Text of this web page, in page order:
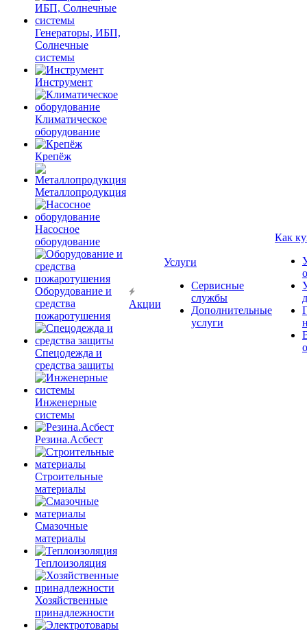
Генераторы, ИБП,
Солнечные
системы
Инструмент
Климатическое
оборудование
Крепёж
Металлопродукция
Насосное
оборудование
Оборудование и
средства
пожаротушения
Спецодежда и
средства защиты
Инженерные
системы
Резина.Асбест
Строительные
материалы
Смазочные
материалы
Теплоизоляция
Хозяйственные
принадлежности
Акции
Услуги
Сервисные
службы
Дополнительные
услуги
Как